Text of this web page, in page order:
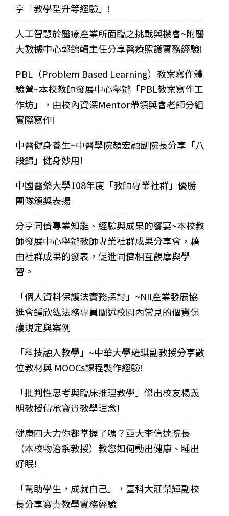
享「教學型升等經驗」!
人工智慧於醫療產業所面臨之挑戰與機會~附醫
大數據中心郭錦輯主任分享醫療照護實務經驗!
PBL（Problem Based Learning）教案寫作體
驗營~本校教師發展中心舉辦「PBL教案寫作工
作坊」，由校內資深Mentor帶領與會老師分組
實際寫作!
中醫健身養生~中醫學院顏宏融副院長分享「八
段錦」健身妙用!
中國醫藥大學108年度「教師專業社群」優勝
團隊頒獎表揚
分享同儕專業知能、經驗與成果的饗宴~本校教
師發展中心舉辦教師專業社群成果分享會，藉
由社群成果的發表，促進同儕相互觀摩與學
習。
「個人資料保護法實務探討」~NII產業發展協
進會鍾欣紘法務專員闡述校園內常見的個資保
護規定與案例
「科技融入教學」~中華大學羅琪副教授分享數
位教材與 MOOCs課程製作經驗!
「批判性思考與臨床推理教學」傑出校友楊義
明教授傳承寶貴教學理念!
健康四大力你都掌握了嗎？亞大李信達院長
（本校物治系教授）教您如何動出健康、睡出
好眠!
「幫助學生，成就自己」，臺科大莊榮輝副校
長分享寶貴教學實務經驗